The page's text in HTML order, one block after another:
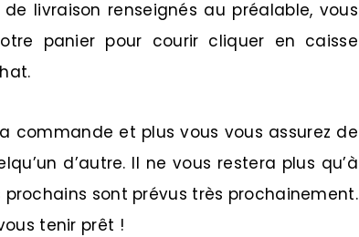
livraison renseignés au préalable, vous
panier pour courir cliquer en caisse
commande et plus vous vous assurez de
d’autre. Il ne vous restera plus qu’à
sont prévus très prochainement.
tenir prêt !